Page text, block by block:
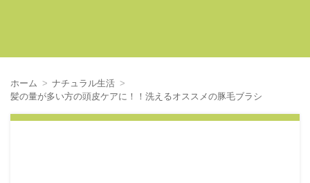
ホーム
ナチュラル生活
髪の量が多い方の頭皮ケアに！！洗えるオススメの豚毛ブラシ